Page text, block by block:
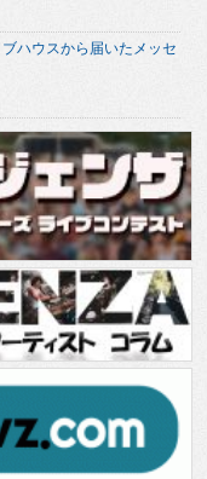
ハウスから届いたメッセ